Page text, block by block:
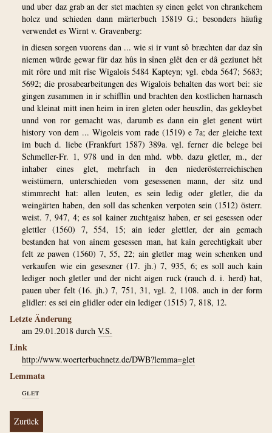
und uber daz grab an der stet machten sy einen gelet von chrankchem
holcz und schieden dann märterbuch 15819 G.; besonders häufig
verwendet es Wirnt v. Gravenberg:
in diesen sorgen vuorens dan ... wie si ir vunt sô bræchten dar daz sîn
niemen würde gewar für daz hûs in sînen glêt den er dâ geziunet hêt
mit rôre und mit rîse Wigalois 5484 Kapteyn; vgl. ebda 5647; 5683;
5692; die prosabearbeitungen des Wigalois behalten das wort bei: sie
gingen zusammen in ir schifflin und brachten den kostlichen harnasch
und kleinat mitt inen heim in iren gleten oder heuszlin, das gekleybet
unnd von ror gemacht was, darumb es dann ein glet genent würt
history von dem ... Wigoleis vom rade (1519) e 7a; der gleiche text
im buch d. liebe (Frankfurt 1587) 389a. vgl. ferner die belege bei
Schmeller-Fr. 1, 978 und in den mhd. wbb. dazu gletler, m., der
inhaber eines glet, mehrfach in den niederösterreichischen
weistümern, unterschieden vom gesessenen mann, der sitz und
stimmrecht hat: allen leuten, es sein ledig oder gletler, die da
weingärten haben, den soll das schenken verpoten sein (1512) österr.
weist. 7, 947, 4; es sol kainer zuchtgaisz haben, er sei gesessen oder
glettler (1560) 7, 554, 15; ain ieder glettler, der ain gemach
bestanden hat von ainem gesessen man, hat kain gerechtigkait uber
felt ze pawen (1560) 7, 55, 22; ain gletler mag wein schenken und
verkaufen wie ein geseszner (17. jh.) 7, 935, 6; es soll auch kain
lediger noch gletler und der nicht aigen ruck (rauch d. i. herd) hat,
pauen uber felt (16. jh.) 7, 751, 31, vgl. 2, 1108. auch in der form
glidler: es sei ein glidler oder ein lediger (1515) 7, 818, 12.
Letzte Änderung
am 29.01.2018 durch V.S.
Link
http://www.woerterbuchnetz.de/DWB?lemma=glet
Lemmata
glet
Zurück